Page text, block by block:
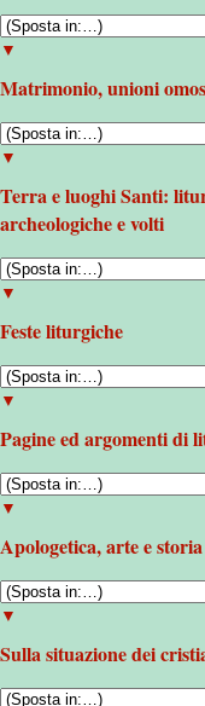
▼
Matrimonio, unioni
▼
Terra e luoghi Santi:
archeologiche e volti
▼
Feste liturgiche
▼
Pagine ed argomenti di
▼
Apologetica, arte e storia
▼
Sulla situazione dei